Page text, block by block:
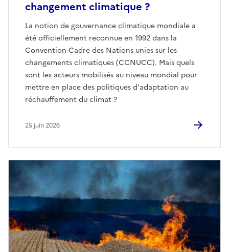
changement climatique ?
La notion de gouvernance climatique mondiale a
été officiellement reconnue en 1992 dans la
Convention-Cadre des Nations unies sur les
changements climatiques (CCNUCC). Mais quels
sont les acteurs mobilisés au niveau mondial pour
mettre en place des politiques d'adaptation au
réchauffement du climat ?
25 juin 2026